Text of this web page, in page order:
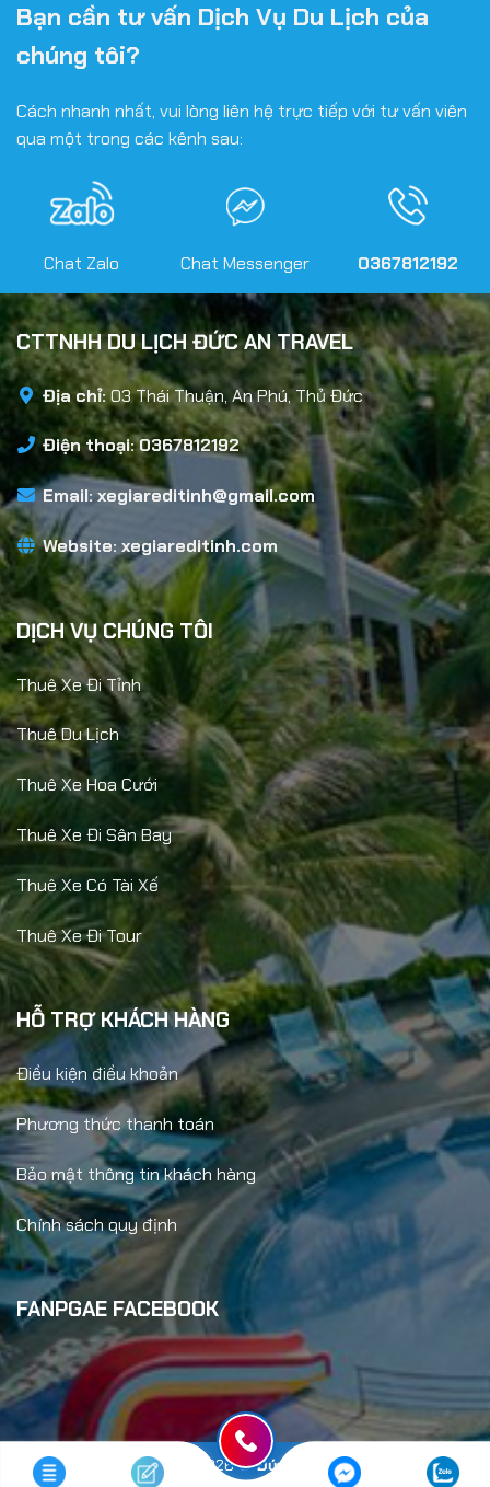
Bạn cần tư vấn Dịch Vụ Du Lịch của
chúng tôi?
Cách nhanh nhất, vui lòng liên hệ trực tiếp với tư vấn viên
qua một trong các kênh sau:
Chat Zalo Chat Messenger 0367812192
CTTNHH DU LỊCH ĐỨC AN TRAVEL
Địa chỉ:03 Thái Thuận, An Phú, Thủ Đức
Điện thoại: 0367812192
Email:xegiareditinh@gmail.com
Website: xegiareditinh.com
DỊCH VỤ CHÚNG TÔI
Thuê Xe Đi Tỉnh
Thuê Du Lịch
Thuê Xe Hoa Cưới
Thuê Xe Đi Sân Bay
Thuê Xe Có Tài Xế
Thuê Xe Đi Tour
HỖ TRỢ KHÁCH HÀNG
Điều kiện điều khoản
Phương thức thanh toán
Bảo mật thông tin khách hàng
Chính sách quy định
FANPGAE FACEBOOK
Copyright 2026 ©Đức An Travel